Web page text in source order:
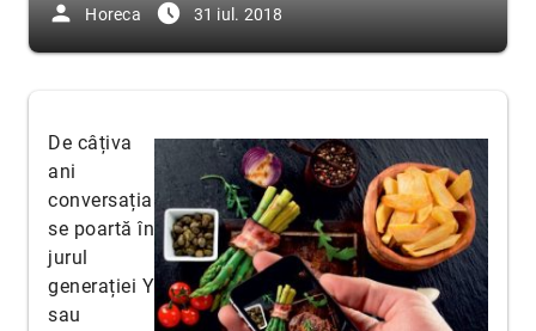
person Horeca access_time_filled 31 iul. 2018
De câțiva
ani
conversația
se poartă în
jurul
generației Y
sau